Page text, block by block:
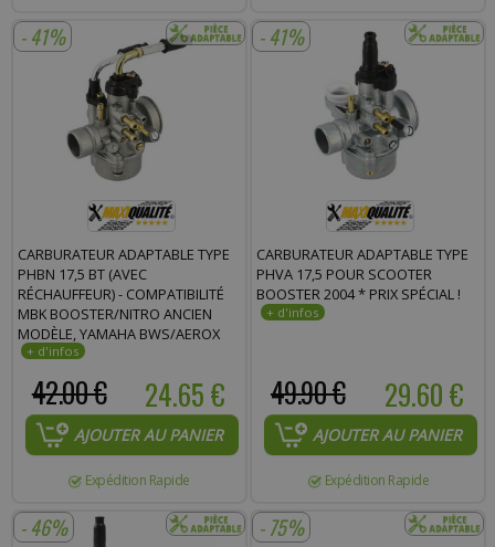
- 41%
CARBURATEUR ADAPTABLE TYPE
PHBN 17,5 BT (AVEC
RÉCHAUFFEUR) - COMPATIBILITÉ
MBK BOOSTER/NITRO ANCIEN
MODÈLE, YAMAHA BWS/AEROX
ANCIEN MODÈLE * PRIX SPÉCIAL !
24.65 €
42.00 €
AJOUTER AU PANIER
Expédition Rapide
- 41%
CARBURATEUR ADAPTABLE TYPE
PHVA 17,5 POUR SCOOTER
BOOSTER 2004 * PRIX SPÉCIAL !
29.60 €
49.90 €
AJOUTER AU PANIER
Expédition Rapide
- 46% - 75%